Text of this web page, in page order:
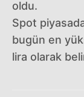
oldu.
Spot
bugün en
lira olarak